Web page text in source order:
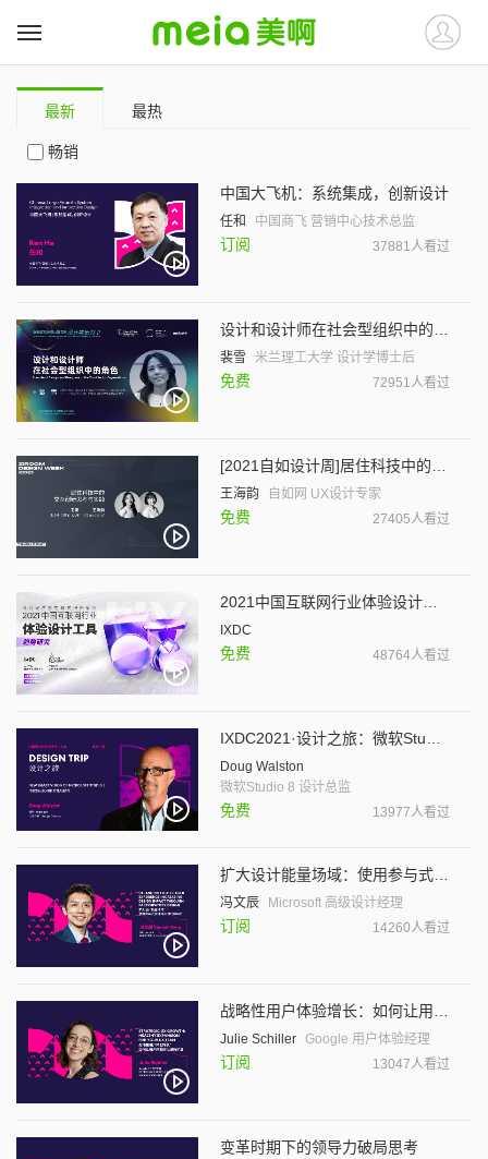
最新 最热
畅销
中国大飞机：系统集成，创新设计
任和 中国商飞 营销中心技术总监
订阅 37881人看过
裴雪 米兰理工大学 设计学博士后
免费 72951人看过
王海韵 自如网 UX设计专家
免费 27405人看过
IXDC
免费 48764人看过
Doug Walston
微软Studio 8 设计总监
免费 13977人看过
冯文辰 Microsoft 高级设计经理
订阅 14260人看过
Julie Schiller Google 用户体验经理
订阅 13047人看过
变革时期下的领导力破局思考